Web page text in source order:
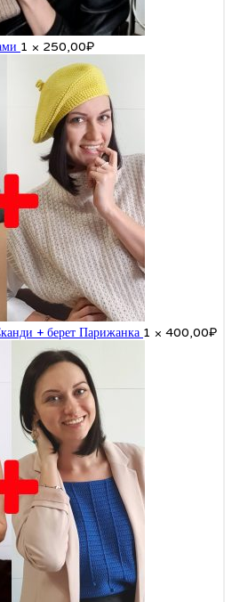
1 × 250,00₽
+ берет Парижанка 1 × 400,00₽